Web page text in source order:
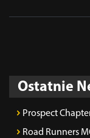
Ostatnie
Prospect
Road Runners